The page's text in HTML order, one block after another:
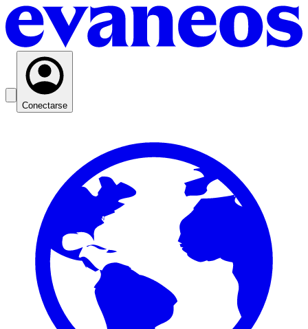
Conectarse